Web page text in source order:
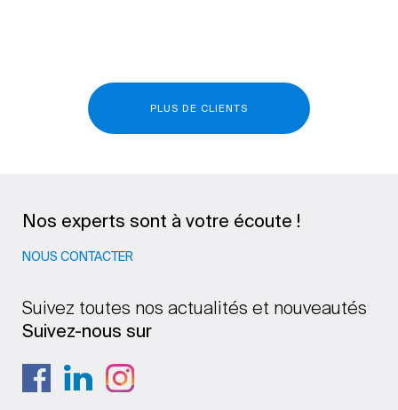
PLUS DE CLIENTS
Nos experts sont à votre écoute !
NOUS CONTACTER
Suivez toutes nos actualités et nouveautés
Suivez-nous sur